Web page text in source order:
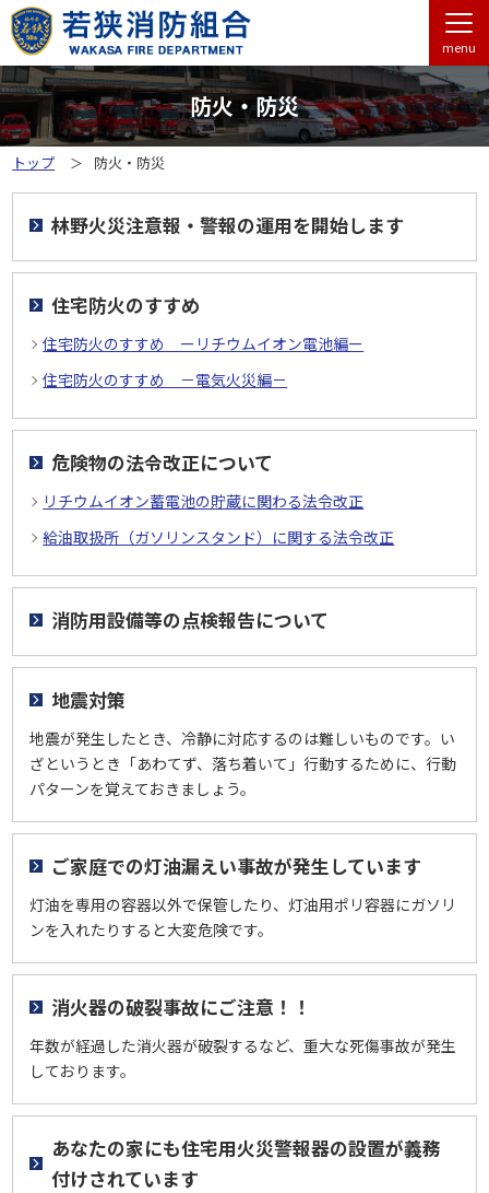
menu
防火・防災
トップ 防火・防災
林野火災注意報・警報の運用を開始します
住宅防火のすすめ
住宅防火のすすめ ーリチウムイオン電池編ー
住宅防火のすすめ －電気火災編－
危険物の法令改正について
リチウムイオン蓄電池の貯蔵に関わる法令改正
給油取扱所（ガソリンスタンド）に関する法令改正
消防用設備等の点検報告について
地震対策
地震が発生したとき、冷静に対応するのは難しいものです。い
ざというとき「あわてず、落ち着いて」行動するために、行動
パターンを覚えておきましょう。
ご家庭での灯油漏えい事故が発生しています
灯油を専用の容器以外で保管したり、灯油用ポリ容器にガソリ
ンを入れたりすると大変危険です。
消火器の破裂事故にご注意！！
年数が経過した消火器が破裂するなど、重大な死傷事故が発生
しております。
あなたの家にも住宅用火災警報器の設置が義務
付けされています